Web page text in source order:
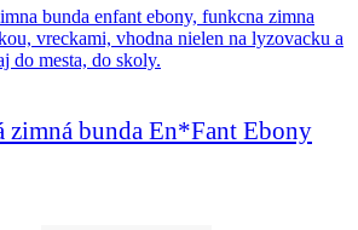
zimná bunda En*Fant Ebony